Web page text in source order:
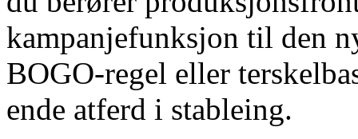
kampanjefunksjon til den
BOGO-regel eller
ende atferd i stableing.